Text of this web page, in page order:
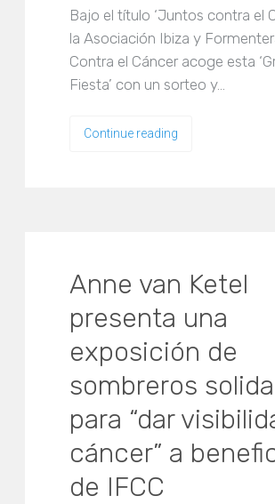
Bajo el título ‘Juntos contra el
la Asociación Ibiza y
Contra el Cáncer acoge esta
Fiesta’ con un sorteo y…
Continue reading
Anne van Ketel
presenta una
exposición de
sombreros
para “dar
cáncer” a
de IFCC